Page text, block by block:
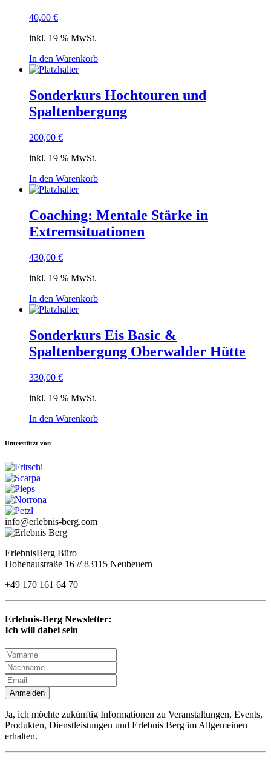
40,00 €
inkl. 19 % MwSt.
In den Warenkorb
Sonderkurs Hochtouren und
Spaltenbergung
200,00 €
inkl. 19 % MwSt.
In den Warenkorb
Coaching: Mentale Stärke in
Extremsituationen
430,00 €
inkl. 19 % MwSt.
In den Warenkorb
Sonderkurs Eis Basic &
Spaltenbergung Oberwalder Hütte
330,00 €
inkl. 19 % MwSt.
In den Warenkorb
Unterstützt von
info@erlebnis-berg.com
ErlebnisBerg Büro
Hohenaustraße 16 // 83115 Neubeuern
+49 170 161 64 70
Erlebnis-Berg Newsletter:
Ich will dabei sein
Anmelden
Ja, ich möchte zukünftig Informationen zu Veranstaltungen, Events,
Produkten, Dienstleistungen und Erlebnis Berg im Allgemeinen
erhalten.